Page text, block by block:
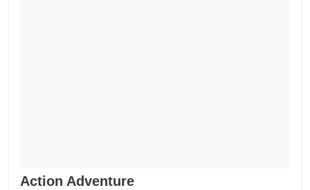
Action Adventure